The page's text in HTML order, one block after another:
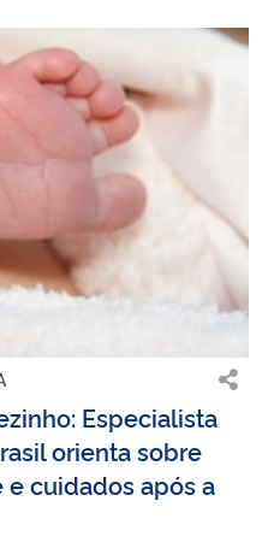
Especialista
orienta sobre
cuidados após a